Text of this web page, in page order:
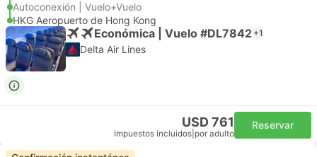
Autoconexión | Vuelo+Vuelo
HKG Aeropuerto de Hong Kong
Económica | Vuelo #DL7842 +1
Delta Air Lines
USD 761
Impuestos incluidos por adulto
Reservar